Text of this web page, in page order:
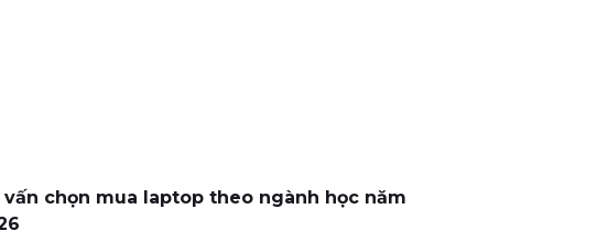
vấn chọn mua laptop theo ngành học năm